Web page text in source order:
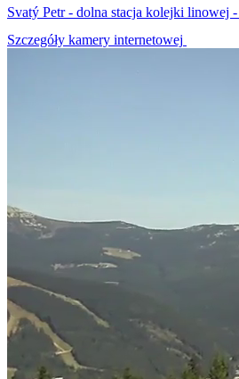
Svatý Petr - dolna stacja kolejki linowej
Szczegóły kamery internetowej